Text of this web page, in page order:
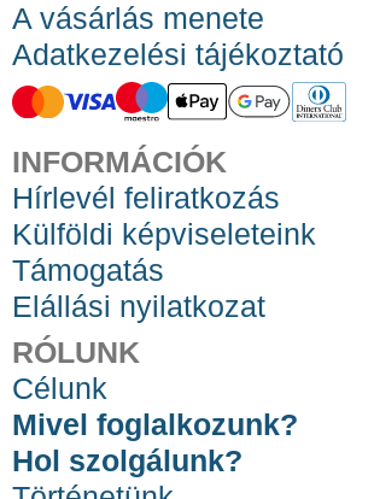
A vásárlás menete
Adatkezelési tájékoztató
INFORMÁCIÓK
Hírlevél feliratkozás
Külföldi képviseleteink
Támogatás
Elállási nyilatkozat
RÓLUNK
Célunk
Mivel foglalkozunk?
Hol szolgálunk?